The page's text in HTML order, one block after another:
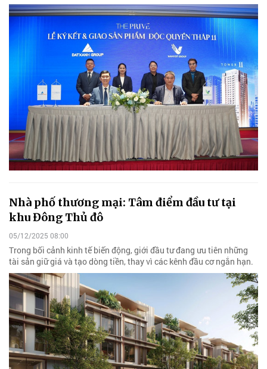
Nhà phố thương mại: Tâm điểm đầu tư tại
khu Đông Thủ đô
05/12/2025 08:00
Trong bối cảnh kinh tế biến động, giới đầu tư đang ưu tiên những
tài sản giữ giá và tạo dòng tiền, thay vì các kênh đầu cơ ngắn hạn.